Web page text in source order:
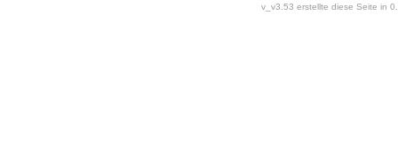
v_v3.53 erstellte diese Seite in